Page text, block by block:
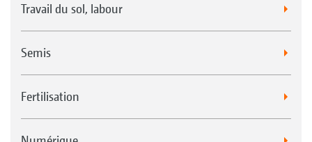
Travail du sol, labour
Semis
Fertilisation